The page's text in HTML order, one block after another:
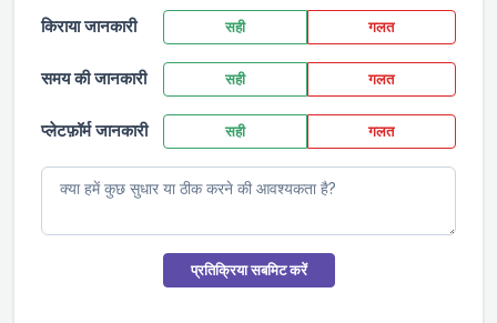
किराया जानकारी सही गलत
समय की जानकारी सही गलत
प्लेटफ़ॉर्म जानकारी सही गलत
प्रतिक्रिया सबमिट करें